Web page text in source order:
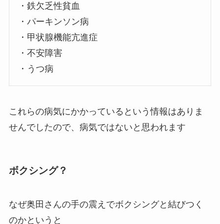
・鉄欠乏性貧血
・パーキンソン病
・甲状腺機能亢進症
・不安障害
・うつ病
これらの病気にかかっているという情報はありま
せんでしたので、病気ではないと思われます
ボクシング？
なぜ奥田さんの手の震えでボクシングと結びつく
のかというと